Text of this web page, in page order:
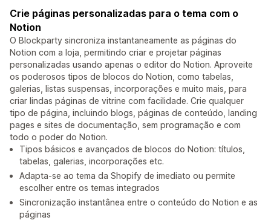
Crie páginas personalizadas para o tema com o
Notion
O Blockparty sincroniza instantaneamente as páginas do
Notion com a loja, permitindo criar e projetar páginas
personalizadas usando apenas o editor do Notion. Aproveite
os poderosos tipos de blocos do Notion, como tabelas,
galerias, listas suspensas, incorporações e muito mais, para
criar lindas páginas de vitrine com facilidade. Crie qualquer
tipo de página, incluindo blogs, páginas de conteúdo, landing
pages e sites de documentação, sem programação e com
todo o poder do Notion.
Tipos básicos e avançados de blocos do Notion: títulos,
tabelas, galerias, incorporações etc.
Adapta-se ao tema da Shopify de imediato ou permite
escolher entre os temas integrados
Sincronização instantânea entre o conteúdo do Notion e as
páginas